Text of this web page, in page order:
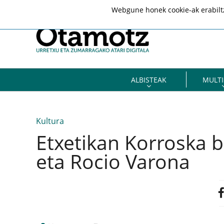
ALBISTEAK
Kultura
Etxetikan Korroska
eta Rocio Varona
Webgune honek cookie-ak